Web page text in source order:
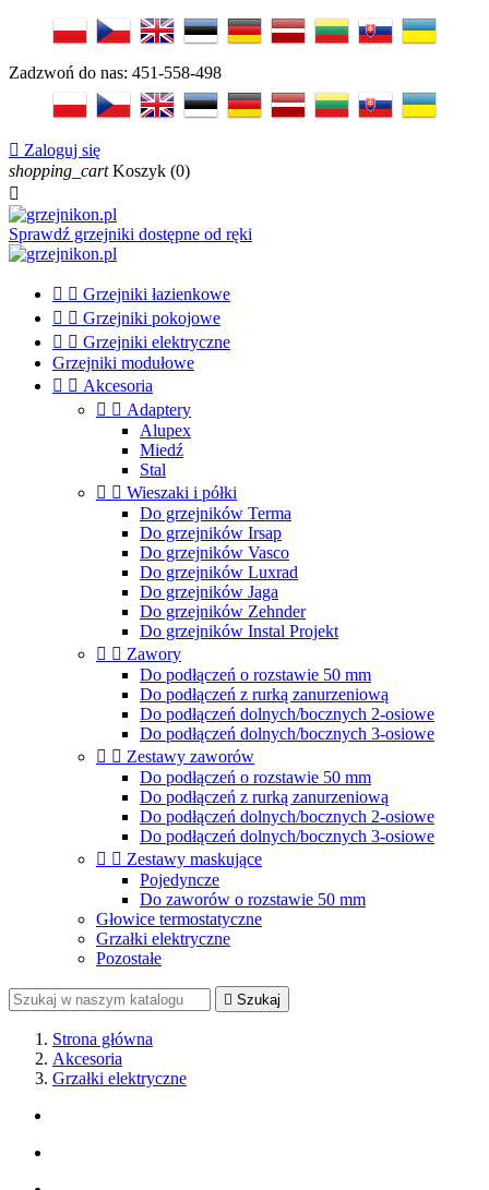
Zadzwoń do nas: 451-558-498
 Zaloguj się
shopping_cart Koszyk (0)

Sprawdź grzejniki dostępne od ręki
  Grzejniki łazienkowe
  Grzejniki pokojowe
  Grzejniki elektryczne
Grzejniki modułowe
  Akcesoria
  Adaptery
Alupex
Miedź
Stal
  Wieszaki i półki
Do grzejników Terma
Do grzejników Irsap
Do grzejników Vasco
Do grzejników Luxrad
Do grzejników Jaga
Do grzejników Zehnder
Do grzejników Instal Projekt
  Zawory
Do podłączeń o rozstawie 50 mm
Do podłączeń z rurką zanurzeniową
Do podłączeń dolnych/bocznych 2-osiowe
Do podłączeń dolnych/bocznych 3-osiowe
  Zestawy zaworów
Do podłączeń o rozstawie 50 mm
Do podłączeń z rurką zanurzeniową
Do podłączeń dolnych/bocznych 2-osiowe
Do podłączeń dolnych/bocznych 3-osiowe
  Zestawy maskujące
Pojedyncze
Do zaworów o rozstawie 50 mm
Głowice termostatyczne
Grzałki elektryczne
Pozostałe
 Szukaj
Strona główna
Akcesoria
Grzałki elektryczne
Cena